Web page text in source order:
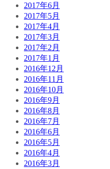
2017年6月
2017年5月
2017年4月
2017年3月
2017年2月
2017年1月
2016年12月
2016年11月
2016年10月
2016年9月
2016年8月
2016年7月
2016年6月
2016年5月
2016年4月
2016年3月